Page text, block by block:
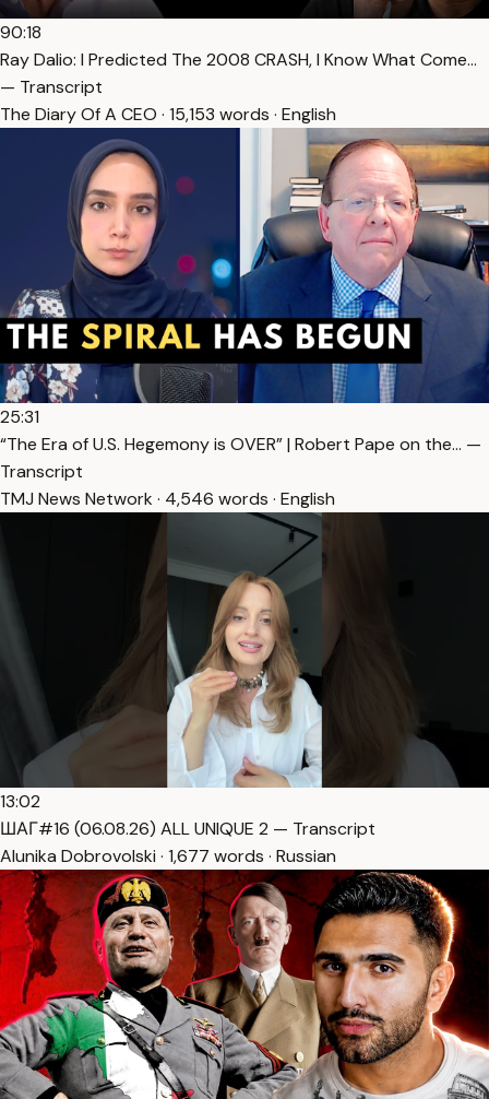
90:18
Ray Dalio: I Predicted The 2008 CRASH, I Know What Come…
— Transcript
The Diary Of A CEO · 15,153 words · English
25:31
“The Era of U.S. Hegemony is OVER” | Robert Pape on the… —
Transcript
TMJ News Network · 4,546 words · English
13:02
ШАГ#16 (06.08.26) ALL UNIQUE 2 — Transcript
Alunika Dobrovolski · 1,677 words · Russian